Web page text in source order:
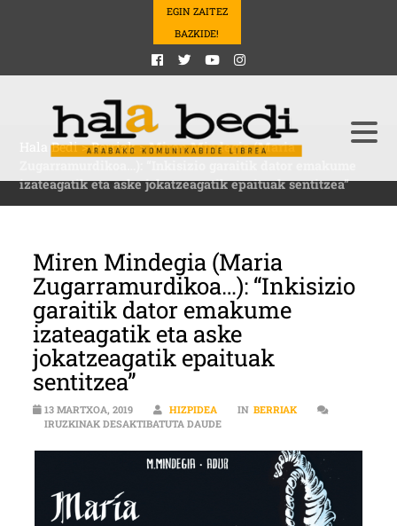
EGIN ZAITEZ
BAZKIDE!
Hala Bedi>Berriak>Miren Mindegia (Maria
izateagatik eta aske jokatzeagatik epaituak sentitzea”
Miren Mindegia (Maria
Zugarramurdikoa…): “Inkisizio
garaitik dator emakume
izateagatik eta aske
jokatzeagatik epaituak
sentitzea”
13 MARTXOA, 2019 HIZPIDEA IN BERRIAK
IRUZKINAK DESAKTIBATUTA DAUDEMIREN MINDEGIA (MARIA